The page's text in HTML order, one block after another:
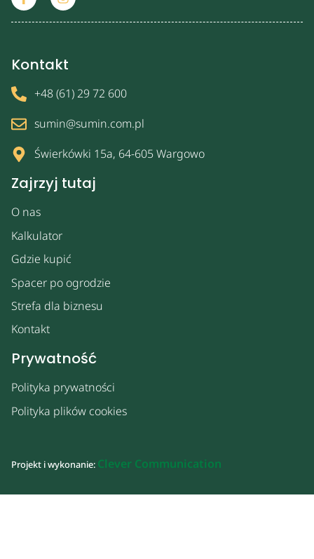
Zajrzyj tutaj
O nas
Kalkulator
Gdzie kupić
Spacer po ogrodzie
Strefa dla biznesu
Kontakt
Prywatność
Polityka prywatności
Polityka plików cookies
Kontakt
+48 (61) 29 72 600
sumin@sumin.com.pl
Świerkówki 15a, 64-605 Wargowo
Projekt i wykonanie: Clever Communication